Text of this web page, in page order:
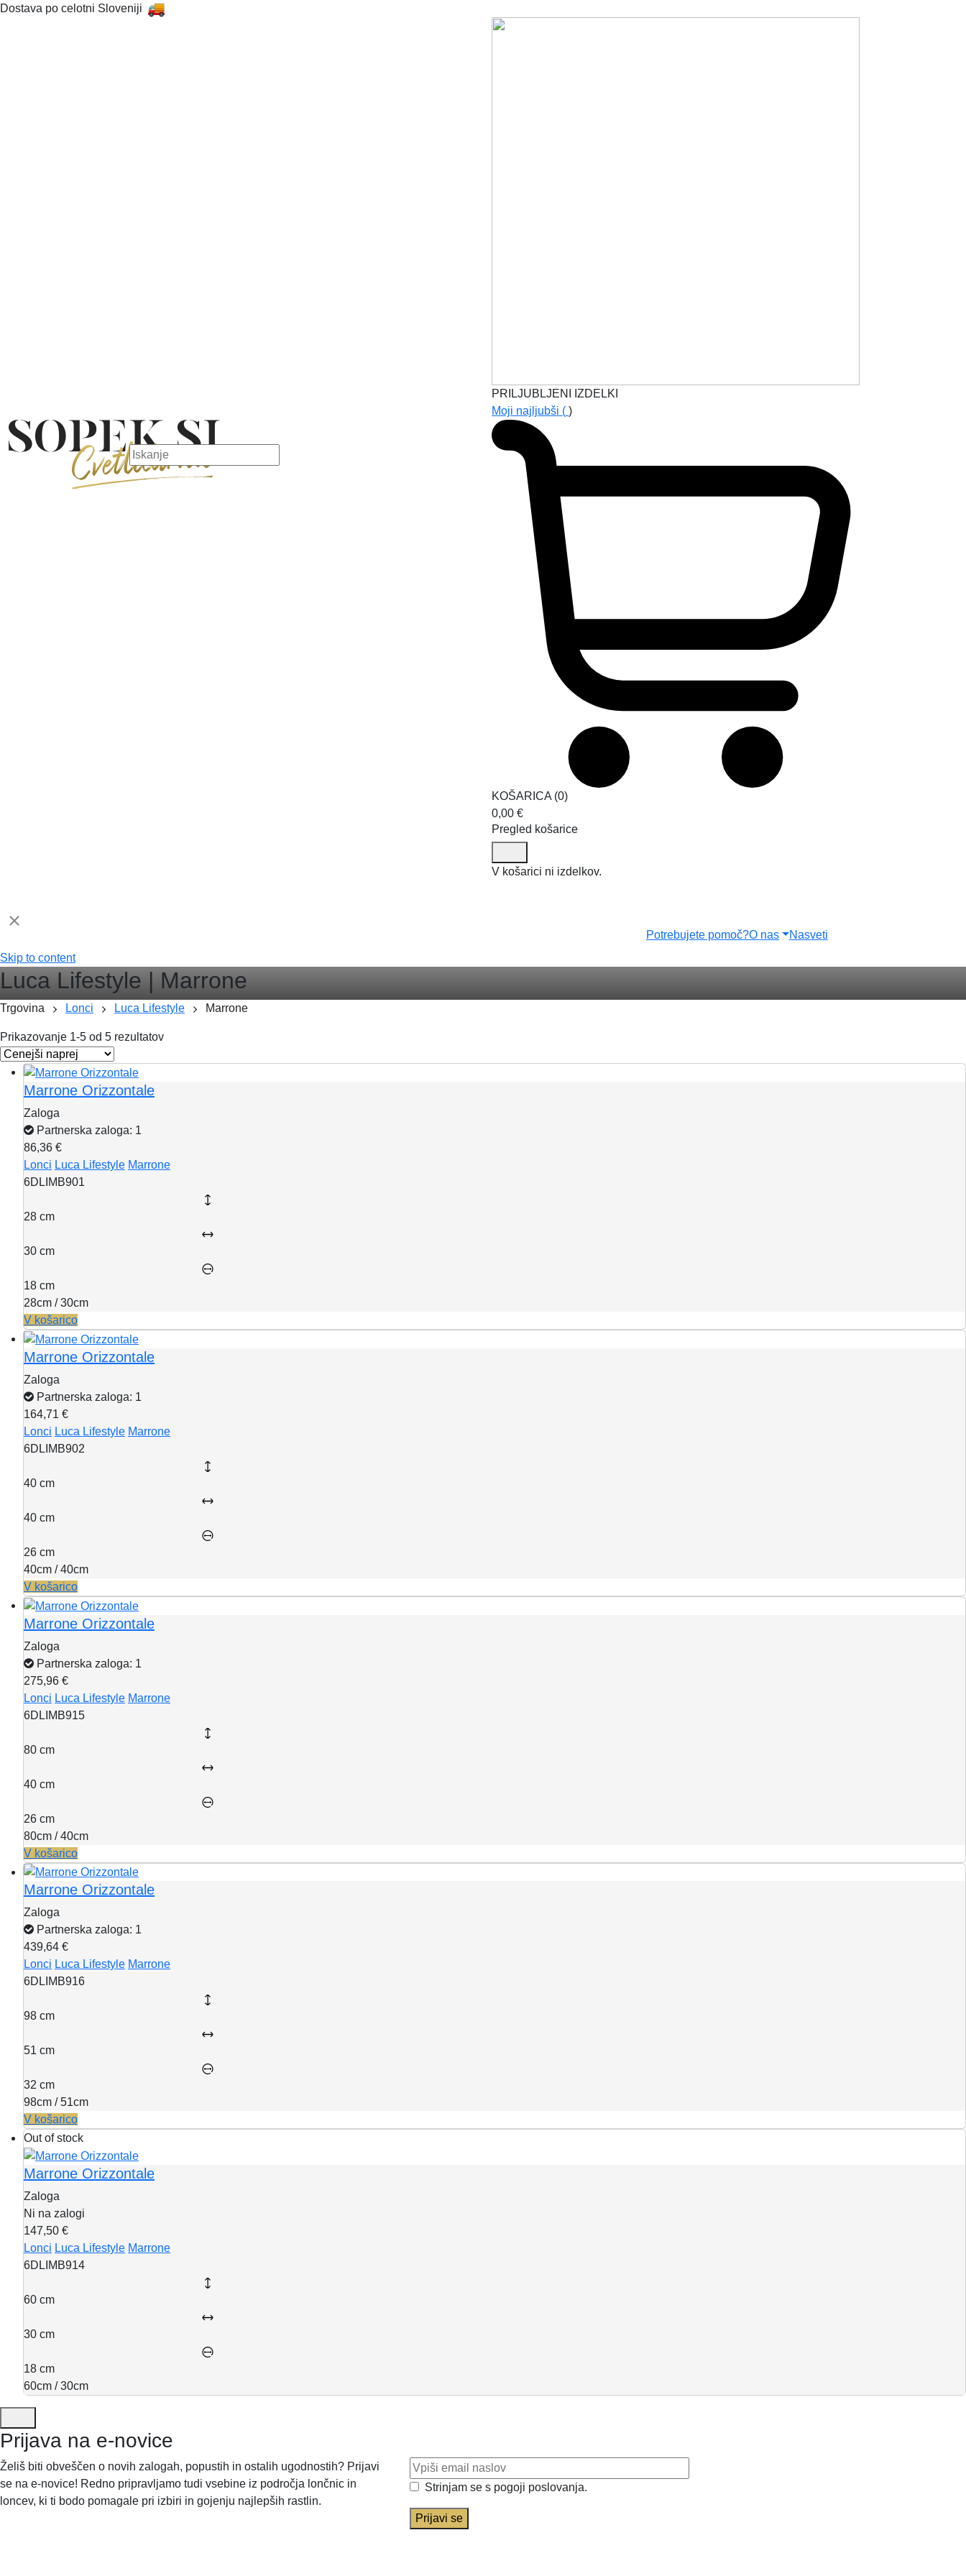
Dostava po celotni Sloveniji
PRILJUBLJENI IZDELKI
Moji najljubši ( )
KOŠARICA (0)
0,00 €
Pregled košarice
V košarici ni izdelkov.
Potrebujete pomoč?O nas
Nasveti
Skip to content
Luca Lifestyle |Marrone
Trgovina Lonci Luca Lifestyle Marrone
Prikazovanje 1-5 od 5 rezultatov
Marrone Orizzontale
Zaloga
Partnerska zaloga: 1
86,36 €
Lonci Luca Lifestyle Marrone
6DLIMB901
28 cm
30 cm
18 cm
28cm / 30cm
V košarico
Marrone Orizzontale
Zaloga
Partnerska zaloga: 1
164,71 €
Lonci Luca Lifestyle Marrone
6DLIMB902
40 cm
40 cm
26 cm
40cm / 40cm
V košarico
Marrone Orizzontale
Zaloga
Partnerska zaloga: 1
275,96 €
Lonci Luca Lifestyle Marrone
6DLIMB915
80 cm
40 cm
26 cm
80cm / 40cm
V košarico
Marrone Orizzontale
Zaloga
Partnerska zaloga: 1
439,64 €
Lonci Luca Lifestyle Marrone
6DLIMB916
98 cm
51 cm
32 cm
98cm / 51cm
V košarico
Out of stock
Marrone Orizzontale
Zaloga
Ni na zalogi
147,50 €
Lonci Luca Lifestyle Marrone
6DLIMB914
60 cm
30 cm
18 cm
60cm / 30cm
Prijava na e-novice
Želiš biti obveščen o novih zalogah, popustih in ostalih ugodnostih? Prijavi
se na e-novice! Redno pripravljamo tudi vsebine iz področja lončnic in
loncev, ki ti bodo pomagale pri izbiri in gojenju najlepših rastlin.
Strinjam se s pogoji poslovanja.